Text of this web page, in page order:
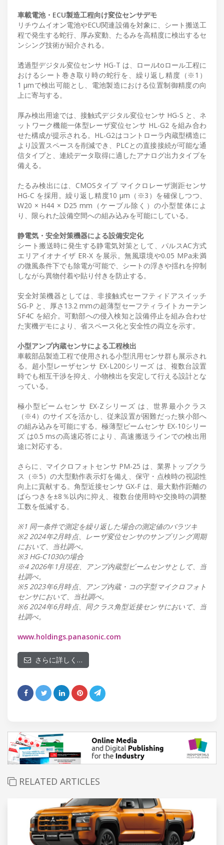
車載電池・ECU製造工程向け変位センサデモ
リチウムイオン電池やECU関連設備を対象に、シート搬送工
程で発生する蛇行、厚み変動、たるみを高精度に検出するセ
ンシング技術が紹介される。
透過型デジタル変位センサ HG-T は、ロールtoロール工程に
おけるシート巻き取り時の蛇行を、繰り返し精度（※1）
1 μmで検出可能とし、電池製造における位置制御精度の向
上に寄与する。
厚み検出用途では、接触式デジタル変位センサ HG-S と、ネ
ットワーク機能一体型レーザ変位センサ HL-G2 を組み合わ
せた構成が提示される。HL-G2はコントローラ内蔵型構造に
より設置スペースを削減でき、PLCとの直接接続が可能な通
信タイプと、連続データ取得に適したアナログ出力タイプを
備える。
たるみ検出には、CMOSタイプ マイクロレーザ測距センサ
HG-C を採用。繰り返し精度10 μm（※3）を確保しつつ、
W20 × H44 × D25 mm（ケーブル除く）の小型筐体によ
り、限られた設備空間への組み込みを可能にしている。
静電気・安全対策機器による設備安定化
シート搬送時に発生する静電気対策として、パルスAC方式
エリアイオナイザ ER-X を展示。無風環境や0.05 MPa未満
の微風条件下でも除電が可能で、シートの浮きや揺れを抑制
しながら異物付着や貼り付きを防止する。
安全対策機器としては、非接触式セーフティドアスイッチ
SG-P と、厚さ13.2 mmの超薄型セーフティライトカーテン
SF4C を紹介。可動部への侵入検知と設備停止を組み合わせ
た実機デモにより、省スペース化と安全性の両立を示す。
小型アンプ内蔵センサによる工程検出
車載部品製造工程で使用される小型汎用センサ群も展示され
る。超小型レーザセンサ EX-L200シリーズ は、複数台設置
時でも相互干渉を抑え、小物検出を安定して行える設計とな
っている。
極小型ビームセンサ EX-Zシリーズ は、世界最小クラス
（※4）のサイズを活かし、従来設置が困難だった狭小部へ
の組み込みを可能にする。極薄型ビームセンサ EX-10シリー
ズ は0.5 msの高速応答により、高速搬送ラインでの検出用
途に対応する。
さらに、マイクロフォトセンサ PM-25 は、業界トップクラ
ス（※5）の大型動作表示灯を備え、保守・点検時の視認性
向上に貢献する。角型近接センサ GX-F は、最大動作距離の
ばらつきを±8％以内に抑え、複数台使用時や交換時の調整
工数を低減する。
※1 同一条件で測定を繰り返した場合の測定値のバラツキ
※2 2024年2月時点、レーザ変位センサのサンプリング周期
において、当社調べ。
※3 HG-C1030の場合
※4 2026年1月現在、アンプ内蔵型ビームセンサとして、当
社調べ。
※5 2023年6月時点、アンプ内蔵・コの字型マイクロフォト
センサにおいて、当社調べ。
※6 2024年6月時点、同クラス角型近接センサにおいて、当
社調べ。
www.holdings.panasonic.com
さらに詳しく…
RELATED ARTICLES